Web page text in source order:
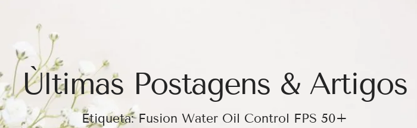
Ùltimas Postagens & Artigos
Etiqueta: Fusion Water Oil Control FPS 50+